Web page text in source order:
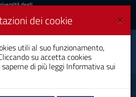
degli
UniCA News
Manageriale
×
dei cookie
utili al suo funzionamento,
su accetta cookies
di più leggi Informativa sui